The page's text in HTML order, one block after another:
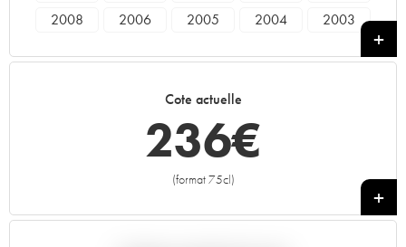
2008
2006 2005 2004
2003
1979
1971 1970 1969
Cote actuelle
236€
(format 75cl)
+